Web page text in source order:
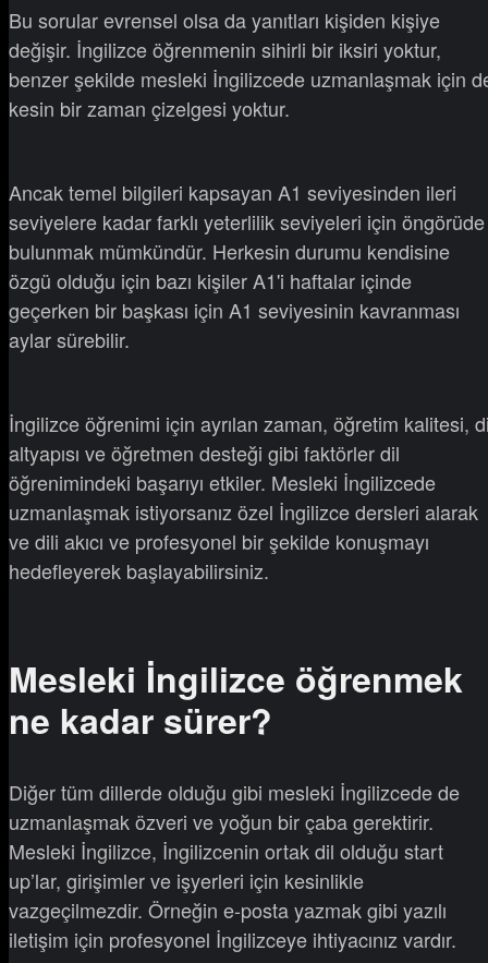
Bu sorular evrensel olsa da yanıtları kişiden kişiye
değişir. İngilizce öğrenmenin sihirli bir iksiri yoktur,
benzer şekilde mesleki İngilizcede uzmanlaşmak için
kesin bir zaman çizelgesi yoktur.
Ancak temel bilgileri kapsayan A1 seviyesinden ileri
seviyelere kadar farklı yeterlilik seviyeleri için öngörüde
bulunmak mümkündür. Herkesin durumu kendisine
özgü olduğu için bazı kişiler A1'i haftalar içinde
geçerken bir başkası için A1 seviyesinin kavranması
aylar sürebilir.
İngilizce öğrenimi için ayrılan zaman, öğretim kalitesi,
altyapısı ve öğretmen desteği gibi faktörler dil
öğrenimindeki başarıyı etkiler. Mesleki İngilizcede
uzmanlaşmak istiyorsanız özel İngilizce dersleri alarak
ve dili akıcı ve profesyonel bir şekilde konuşmayı
hedefleyerek başlayabilirsiniz.
Mesleki İngilizce öğrenmek
ne kadar sürer?
Diğer tüm dillerde olduğu gibi mesleki İngilizcede de
uzmanlaşmak özveri ve yoğun bir çaba gerektirir.
Mesleki İngilizce, İngilizcenin ortak dil olduğu start
up’lar, girişimler ve işyerleri için kesinlikle
vazgeçilmezdir. Örneğin e-posta yazmak gibi yazılı
iletişim için profesyonel İngilizceye ihtiyacınız vardır.